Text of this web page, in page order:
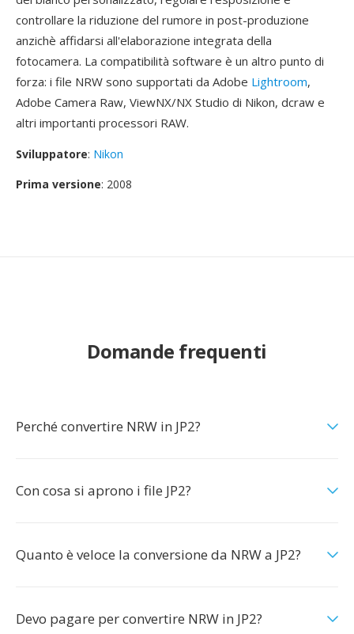
controllare la riduzione del rumore in post-produzione
anzichè affidarsi all'elaborazione integrata della
fotocamera. La compatibilità software è un altro punto di
forza: i file NRW sono supportati da Adobe Lightroom,
Adobe Camera Raw, ViewNX/NX Studio di Nikon, dcraw e
altri importanti processori RAW.
Sviluppatore: Nikon
Prima versione: 2008
Domande frequenti
Perché convertire NRW in JP2?
Con cosa si aprono i file JP2?
Quanto è veloce la conversione da NRW a JP2?
Devo pagare per convertire NRW in JP2?